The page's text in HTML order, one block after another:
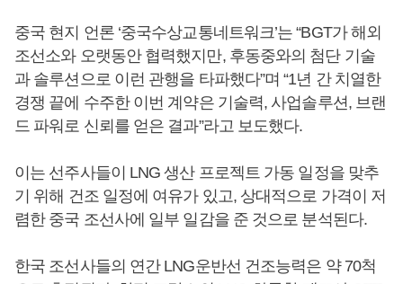
중국 현지 언론 ‘중국수상교통네트워크’는 “BGT가 해외
조선소와 오랫동안 협력했지만, 후동중와의 첨단 기술
과 솔루션으로 이런 관행을 타파했다”며 “1년 간 치열한
경쟁 끝에 수주한 이번 계약은 기술력, 사업솔루션, 브랜
드 파워로 신뢰를 얻은 결과”라고 보도했다.
이는 선주사들이 LNG 생산 프로젝트 가동 일정을 맞추
기 위해 건조 일정에 여유가 있고, 상대적으로 가격이 저
렴한 중국 조선사에 일부 일감을 준 것으로 분석된다.
한국 조선사들의 연간 LNG운반선 건조능력은 약 70척